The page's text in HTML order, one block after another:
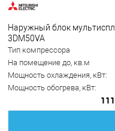
Наружный блок
3DM50VA
Тип компрессора
На помещение до, кв.м
Мощность охлаждения, кВт:
Мощность обогрева, кВт: